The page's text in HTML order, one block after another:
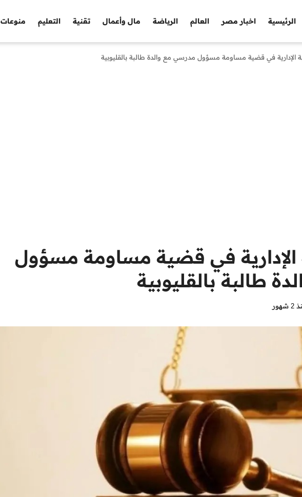
الرئيسية اخبار مصر العالم الرياضة مال وأعمال تقنية التعليم منوعات
الإدارية في قضية مساومة مسؤول مدرسي مع والدة طالبة بالقليوبية
الإدارية في قضية مساومة مسؤول
طالبة بالقليوبية
شهور